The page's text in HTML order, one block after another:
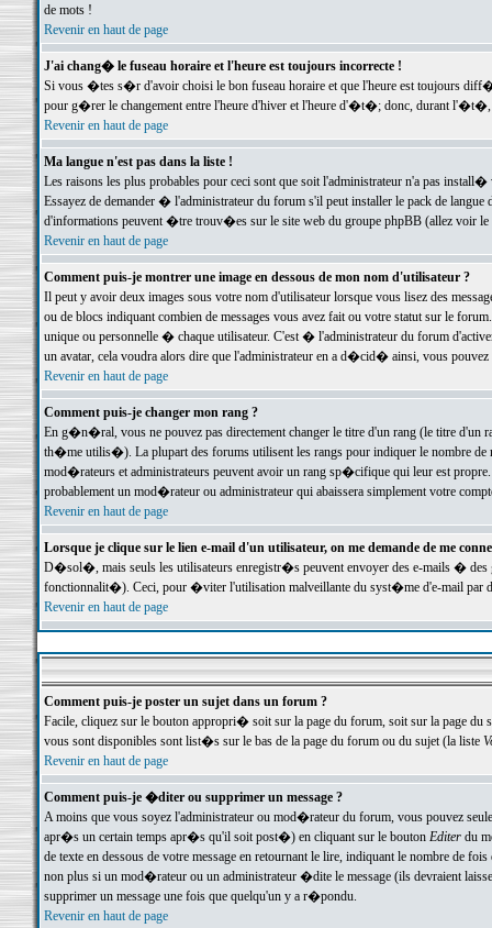
de mots !
Revenir en haut de page
J'ai chang� le fuseau horaire et l'heure est toujours incorrecte !
Si vous �tes s�r d'avoir choisi le bon fuseau horaire et que l'heure est toujours
pour g�rer le changement entre l'heure d'hiver et l'heure d'�t�; donc, durant
Revenir en haut de page
Ma langue n'est pas dans la liste !
Les raisons les plus probables pour ceci sont que soit l'administrateur n'a pas
Essayez de demander � l'administrateur du forum s'il peut installer le pack de
d'informations peuvent �tre trouv�es sur le site web du groupe phpBB (allez voir le
Revenir en haut de page
Comment puis-je montrer une image en dessous de mon nom d'utilisateur ?
Il peut y avoir deux images sous votre nom d'utilisateur lorsque vous lisez des
ou de blocs indiquant combien de messages vous avez fait ou votre statut sur le
unique ou personnelle � chaque utilisateur. C'est � l'administrateur du forum
un avatar, cela voudra alors dire que l'administrateur en a d�cid� ainsi, vous
Revenir en haut de page
Comment puis-je changer mon rang ?
En g�n�ral, vous ne pouvez pas directement changer le titre d'un rang (le titre d'un
th�me utilis�). La plupart des forums utilisent les rangs pour indiquer le nombre de
mod�rateurs et administrateurs peuvent avoir un rang sp�cifique qui leur est
probablement un mod�rateur ou administrateur qui abaissera simplement votre
Revenir en haut de page
Lorsque je clique sur le lien e-mail d'un utilisateur, on me demande de me
D�sol�, mais seuls les utilisateurs enregistr�s peuvent envoyer des e-mails �
fonctionnalit�). Ceci, pour �viter l'utilisation malveillante du syst�me d'e-mail par
Revenir en haut de page
Comment puis-je poster un sujet dans un forum ?
Facile, cliquez sur le bouton appropri� soit sur la page du forum, soit sur la page du
vous sont disponibles sont list�s sur le bas de la page du forum ou du sujet (la liste
Revenir en haut de page
Comment puis-je �diter ou supprimer un message ?
A moins que vous soyez l'administrateur ou mod�rateur du forum, vous pouvez
apr�s un certain temps apr�s qu'il soit post�) en cliquant sur le bouton Editerdu
de texte en dessous de votre message en retournant le lire, indiquant le nombre
non plus si un mod�rateur ou un administrateur �dite le message (ils devraient
supprimer un message une fois que quelqu'un y a r�pondu.
Revenir en haut de page